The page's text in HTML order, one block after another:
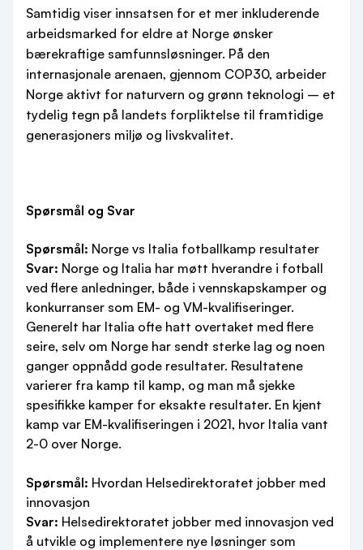
Samtidig viser innsatsen for et mer inkluderende
arbeidsmarked for eldre at Norge ønsker
bærekraftige samfunnsløsninger. På den
internasjonale arenaen, gjennom COP30, arbeider
Norge aktivt for naturvern og grønn teknologi – et
tydelig tegn på landets forpliktelse til framtidige
generasjoners miljø og livskvalitet.
Spørsmål og Svar
Spørsmål: Norge vs Italia fotballkamp resultater
Svar: Norge og Italia har møtt hverandre i fotball
ved flere anledninger, både i vennskapskamper og
konkurranser som EM- og VM-kvalifiseringer.
Generelt har Italia ofte hatt overtaket med flere
seire, selv om Norge har sendt sterke lag og noen
ganger oppnådd gode resultater. Resultatene
varierer fra kamp til kamp, og man må sjekke
spesifikke kamper for eksakte resultater. En kjent
kamp var EM-kvalifiseringen i 2021, hvor Italia vant
2-0 over Norge.
Spørsmål: Hvordan Helsedirektoratet jobber med
innovasjon
Svar: Helsedirektoratet jobber med innovasjon ved
å utvikle og implementere nye løsninger som